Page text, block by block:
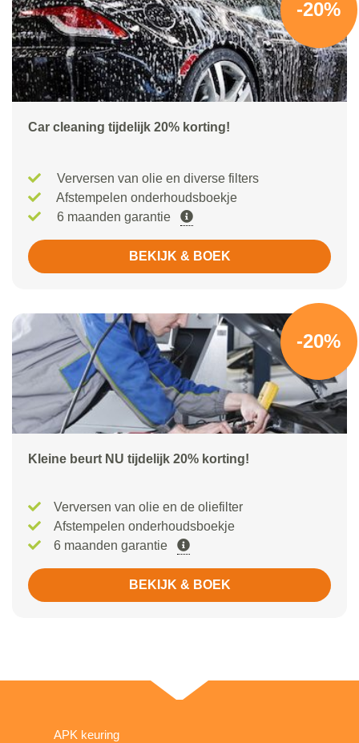
-20%
Car cleaning tijdelijk 20% korting!
Verversen van olie en diverse filters
Afstempelen onderhoudsboekje
6 maanden garantie
BEKIJK & BOEK
-20%
Kleine beurt NU tijdelijk 20% korting!
Verversen van olie en de oliefilter
Afstempelen onderhoudsboekje
6 maanden garantie
BEKIJK & BOEK
APK keuring